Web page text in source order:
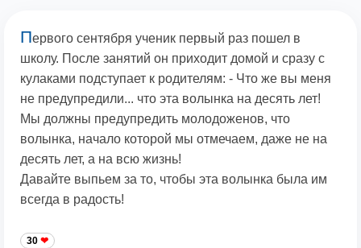
Пеpвого сентябpя ученик первый раз пошел в
школу. После занятий он приходит домой и сразу с
кулаками подступает к родителям: - Что же вы меня
не предупредили... что эта волынка на десять лет!
Мы должны предупредить молодоженов, что
волынка, начало которой мы отмечаем, даже не на
десять лет, а на всю жизнь!
Давайте выпьем за то, чтобы эта волынка была им
всегда в радость!
30